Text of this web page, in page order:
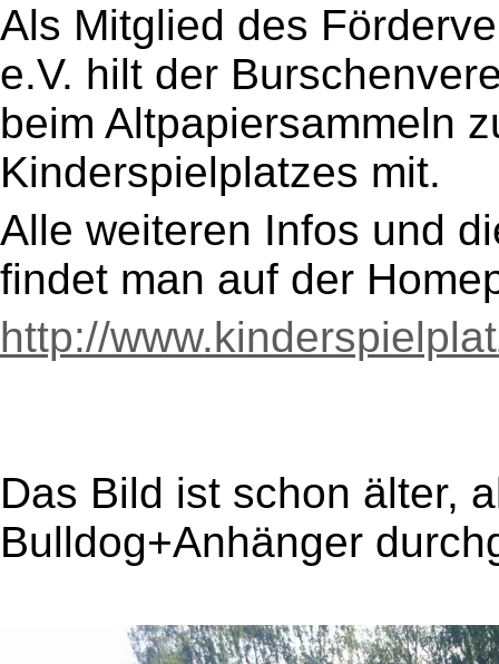
Als Mitglied des
e.V. hilt der
beim Altpapiersammeln
Kinderspielplatzes mit.
Alle weiteren Infos und
findet man auf der
http://
Das Bild ist schon älter,
Bulldog+Anhänger